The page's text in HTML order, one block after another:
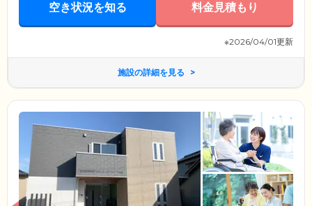
空き状況を知る 料金見積もり
※2026/04/01更新
施設の詳細を見る